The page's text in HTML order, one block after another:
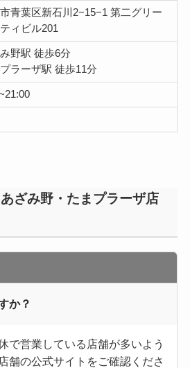
青葉区新石川2−15−1 第二グリー
ィビル201
野駅 徒歩6分
ラーザ駅 徒歩11分
ざみ野・たまプラーザ店
か？
で営業している店舗が多いよう
舗の公式サイトをご確認くださ